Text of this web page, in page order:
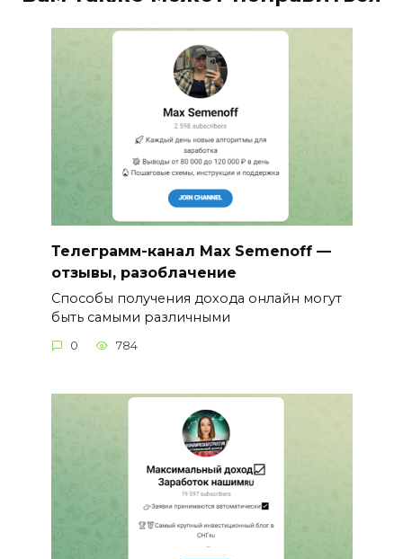
Телеграмм-канал Max Semenoff —
отзывы, разоблачение
Способы получения дохода онлайн могут
быть самыми различными
0 784